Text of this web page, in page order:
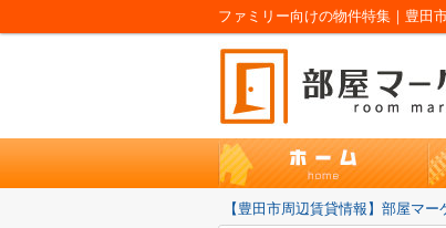
ファミリー向けの物件特集｜豊田
【豊田市周辺賃貸情報】部屋マ